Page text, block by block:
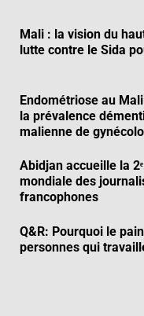
Mali : la vision du
lutte contre le Sida
Endométriose au
la prévalence
malienne de
Abidjan accueille la
mondiale des
francophones
Q&R: Pourquoi le
personnes qui